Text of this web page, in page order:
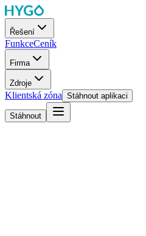
Řešení
FunkceCeník
Firma
Zdroje
Klientská zóna Stáhnout aplikaci
Stáhnout